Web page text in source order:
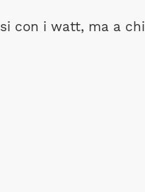
con i watt, ma a